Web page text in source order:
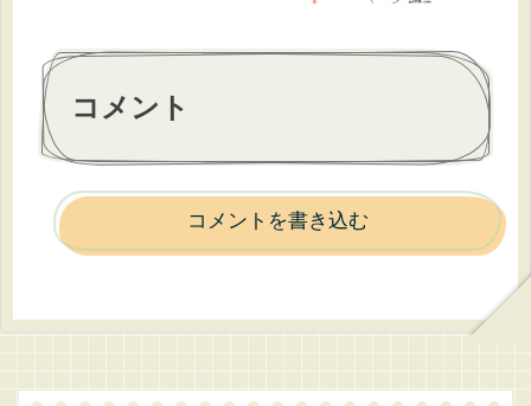
コメント
コメントを書き込む